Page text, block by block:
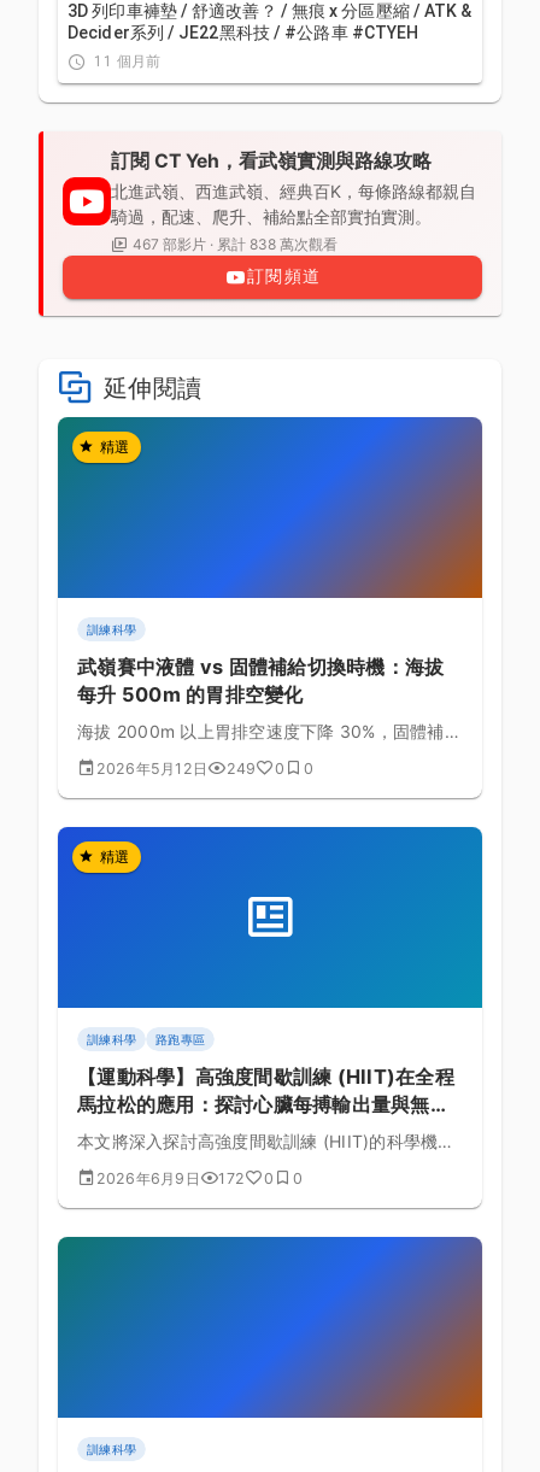
3D 列印車褲墊 / 舒適改善？ / 無痕 x 分區壓縮 / ATK &
Decider系列 / JE22黑科技 / #公路車 #CTYEH
11 個月前
訂閱 CT Yeh，看武嶺實測與路線攻略
北進武嶺、西進武嶺、經典百K，每條路線都親自
騎過，配速、爬升、補給點全部實拍實測。
467 部影片 · 累計 838 萬次觀看
訂閱頻道
延伸閱讀
精選
訓練科學
武嶺賽中液體 vs 固體補給切換時機：海拔
每升 500m 的胃排空變化
海拔 2000m 以上胃排空速度下降 30%，固體補給
易引起腹脹。掌握液體與固體的切換時機，避免後
段噁心與停車嘔吐的慘劇。
2026年5月12日 249 0 0
精選
訓練科學 路跑專區
【運動科學】高強度間歇訓練 (HIIT)在全程
馬拉松的應用：探討心臟每搏輸出量與無氧
耐力的生理實證與課表規劃的黃金法則
本文將深入探討高強度間歇訓練 (HIIT)的科學機
制，結合全程馬拉松的生理需求，詳細解析心臟每
搏輸出量與無氧耐力的理論基礎與具體訓練課表排
2026年6月9日 172 0 0
訓練科學